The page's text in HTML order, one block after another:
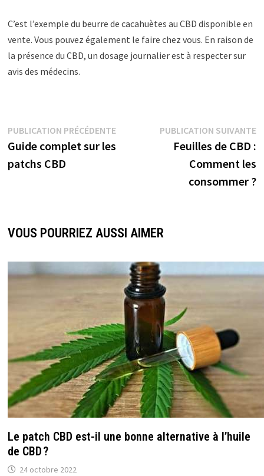
C’est l’exemple du beurre de cacahuètes au CBD disponible en
vente. Vous pouvez également le faire chez vous. En raison de
la présence du CBD, un dosage journalier est à respecter sur
avis des médecins.
PUBLICATION PRÉCÉDENTE
Guide complet sur les
patchs CBD
PUBLICATION SUIVANTE
Feuilles de CBD :
Comment les
consommer ?
VOUS POURRIEZ AUSSI AIMER
Le patch CBD est-il une bonne alternative à l’huile
de CBD ?
24 octobre 2022